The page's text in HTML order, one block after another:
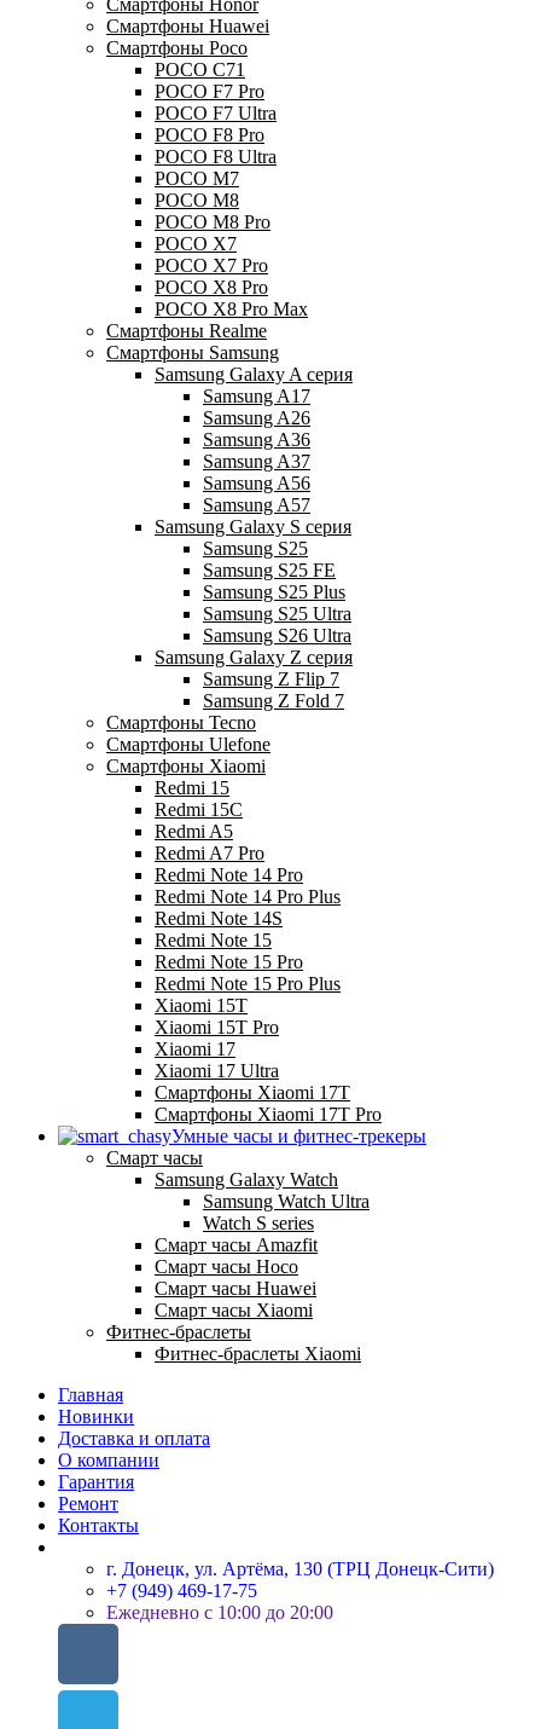
Смартфоны Honor
Смартфоны Huawei
Смартфоны Poco
POCO C71
POCO F7 Pro
POCO F7 Ultra
POCO F8 Pro
POCO F8 Ultra
POCO M7
POCO M8
POCO M8 Pro
POCO X7
POCO X7 Pro
POCO X8 Pro
POCO X8 Pro Max
Смартфоны Realme
Смартфоны Samsung
Samsung Galaxy A серия
Samsung A17
Samsung A26
Samsung A36
Samsung A37
Samsung A56
Samsung A57
Samsung Galaxy S серия
Samsung S25
Samsung S25 FE
Samsung S25 Plus
Samsung S25 Ultra
Samsung S26 Ultra
Samsung Galaxy Z серия
Samsung Z Flip 7
Samsung Z Fold 7
Смартфоны Tecno
Смартфоны Ulefone
Смартфоны Xiaomi
Redmi 15
Redmi 15C
Redmi A5
Redmi A7 Pro
Redmi Note 14 Pro
Redmi Note 14 Pro Plus
Redmi Note 14S
Redmi Note 15
Redmi Note 15 Pro
Redmi Note 15 Pro Plus
Xiaomi 15T
Xiaomi 15T Pro
Xiaomi 17
Xiaomi 17 Ultra
Смартфоны Xiaomi 17Т
Смартфоны Xiaomi 17Т Pro
Умные часы и фитнес-трекеры
Смарт часы
Samsung Galaxy Watch
Samsung Watch Ultra
Watch S series
Смарт часы Amazfit
Смарт часы Hoco
Смарт часы Huawei
Смарт часы Xiaomi
Фитнес-браслеты
Фитнес-браслеты Xiaomi
Главная
Новинки
Доставка и оплата
О компании
Гарантия
Ремонт
Контакты
г. Донецк, ул. Артёма, 130 (ТРЦ Донецк-Сити)
+7 (949) 469-17-75
Ежедневно с 10:00 до 20:00